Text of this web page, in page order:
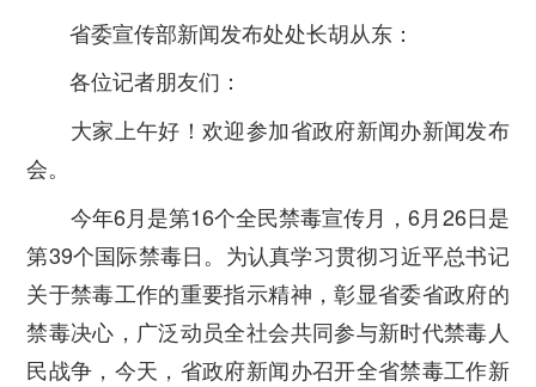
省委宣传部新闻发布处处长胡从东：
各位记者朋友们：
大家上午好！欢迎参加省政府新闻办新闻发布
会。
今年6月是第16个全民禁毒宣传月，6月26日是
第39个国际禁毒日。为认真学习贯彻习近平总书记
关于禁毒工作的重要指示精神，彰显省委省政府的
禁毒决心，广泛动员全社会共同参与新时代禁毒人
民战争，今天，省政府新闻办召开全省禁毒工作新